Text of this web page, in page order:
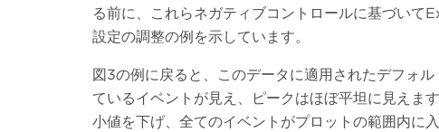
る前に、これらネガティブコントロールに基づい
設定の調整の例を示しています。
図3の例に戻ると、このデータに適用されたデフォ
ているイベントが見え、ピークはほぼ平坦に見えま
小値を下げ、全てのイベントがプロットの範囲内に